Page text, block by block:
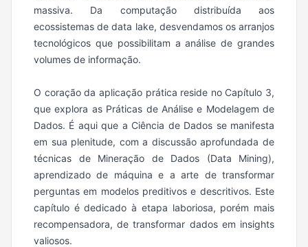
massiva. Da computação distribuída aos
ecossistemas de data lake, desvendamos os arranjos
tecnológicos que possibilitam a análise de grandes
volumes de informação.
O coração da aplicação prática reside no Capítulo 3,
que explora as Práticas de Análise e Modelagem de
Dados. É aqui que a Ciência de Dados se manifesta
em sua plenitude, com a discussão aprofundada de
técnicas de Mineração de Dados (Data Mining),
aprendizado de máquina e a arte de transformar
perguntas em modelos preditivos e descritivos. Este
capítulo é dedicado à etapa laboriosa, porém mais
recompensadora, de transformar dados em insights
valiosos.